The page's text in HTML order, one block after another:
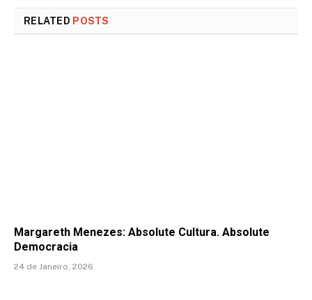
RELATED POSTS
Margareth Menezes: Absolute Cultura. Absolute
Democracia
24 de Janeiro, 2026